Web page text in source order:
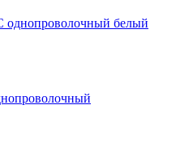
однопроволочный белый